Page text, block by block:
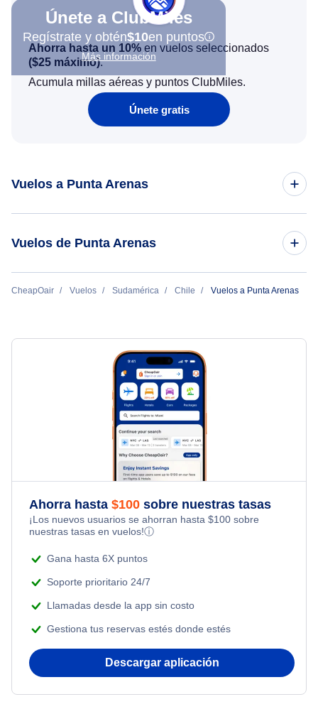
Únete a ClubMiles
Regístrate y obtén$10en puntos
Más información
Ahorra hasta un 10% en vuelos seleccionados
($25 máximo).
Acumula millas aéreas y puntos ClubMiles.
Únete gratis
Vuelos a Punta Arenas
Vuelos de Punta Arenas
Vuelos de Punta Arenas a Santiago
CheapOair Vuelos Sudamérica Chile Vuelos a Punta Arenas
Ahorra hasta $100 sobre nuestras tasas
¡Los nuevos usuarios se ahorran hasta $100 sobre
nuestras tasas en vuelos!ⓘ
Gana hasta 6X puntos
Soporte prioritario 24/7
Llamadas desde la app sin costo
Gestiona tus reservas estés donde estés
Descargar aplicación